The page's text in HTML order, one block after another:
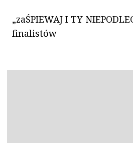
„zaŚPIEWAJ I TY
finalistów